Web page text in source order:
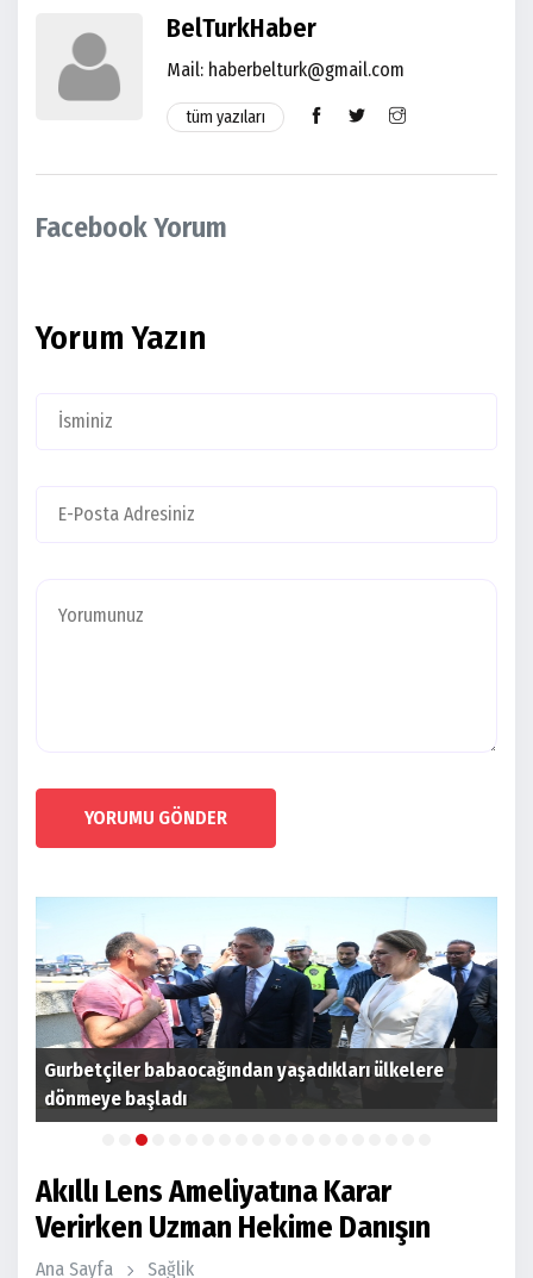
BelTurkHaber
Mail: haberbelturk@gmail.com
tüm yazıları
Facebook Yorum
Yorum Yazın
YORUMU GÖNDER
Gurbetçiler babaocağından yaşadıkları ülkelere
dönmeye başladı
Akıllı Lens Ameliyatına Karar
Verirken Uzman Hekime Danışın
Ana Sayfa Sağlik